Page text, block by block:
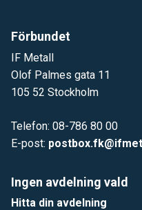
Förbundet
IF Metall
Olof Palmes gata 11
105 52 Stockholm
Telefon: 08-786 80 00
E-post:
Ingen avdelning vald
Hitta din avdelning